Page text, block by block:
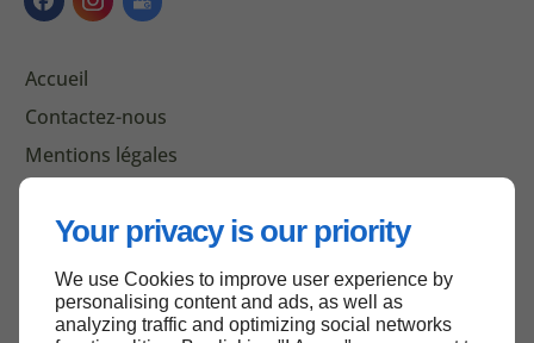
Your privacy is our priority
We use Cookies to improve user experience by
personalising content and ads, as well as
analyzing traffic and optimizing social networks
Accueil
Contactez-nous
Mentions légales
Haut de page